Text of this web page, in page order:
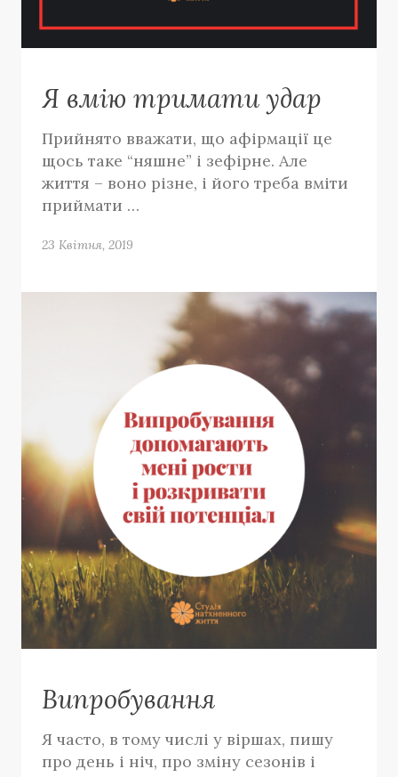
Я вмію тримати удар
Прийнято вважати, що афірмації це
щось таке “няшне” і зефірне. Але
життя – воно різне, і його треба вміти
приймати …
23 Квітня, 2019
Випробування
Я часто, в тому числі у віршах, пишу
про день і ніч, про зміну сезонів і